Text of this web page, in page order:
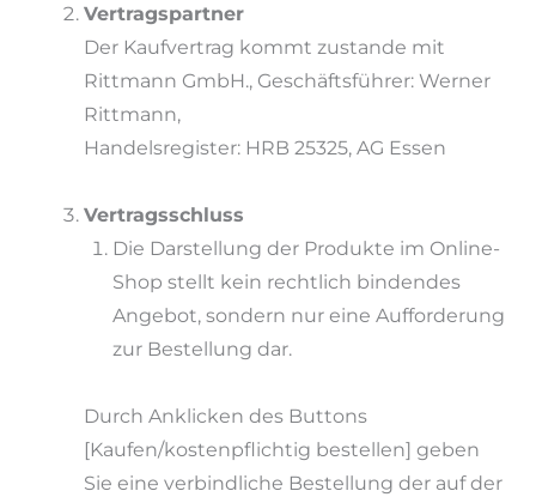
Vertragspartner
Der Kaufvertrag kommt zustande mit
Rittmann GmbH., Geschäftsführer: Werner
Rittmann,
Handelsregister: HRB 25325, AG Essen
Vertragsschluss
Die Darstellung der Produkte im Online-
Shop stellt kein rechtlich bindendes
Angebot, sondern nur eine Aufforderung
zur Bestellung dar.
Durch Anklicken des Buttons
[Kaufen/kostenpflichtig bestellen] geben
Sie eine verbindliche Bestellung der auf der